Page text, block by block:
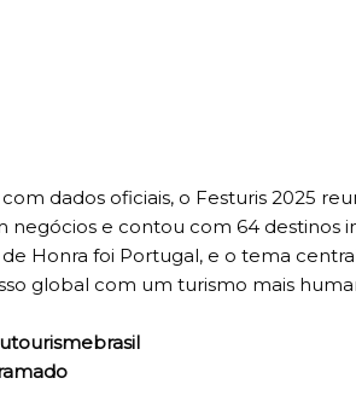
dados oficiais, o Festuris 2025
negócios e contou com 64 destinos
Honra foi Portugal, e o tema
global com um turismo mais